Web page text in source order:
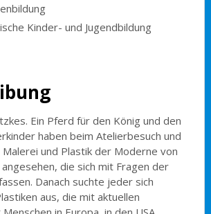
Kinder- und Jugendbildung
Ein Pferd für den König und den
haben beim Atelierbesuch und
und Plastik der Moderne von
die sich mit Fragen der
Danach suchte jeder sich
aus, die mit aktuellen